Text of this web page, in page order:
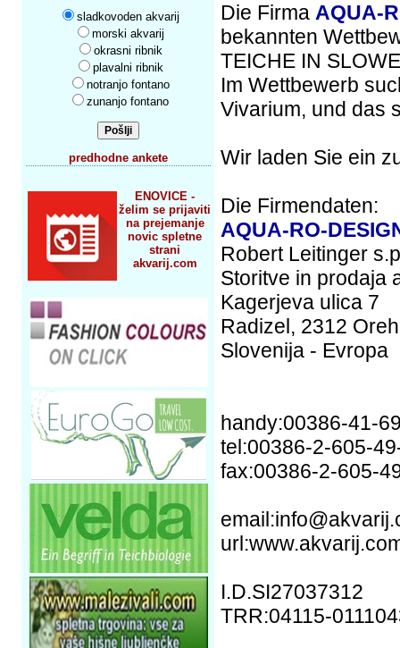
sladkovoden akvarij
morski akvarij
okrasni ribnik
plavalni ribnik
notranjo fontano
zunanjo fontano
predhodne ankete
ENOVICE -
želim se prijaviti
na prejemanje
novic spletne
strani
akvarij.com
Die Firma AQUA-
bekannten
TEICHE IN
Im Wettbewerb
Vivarium, und das
Wir laden Sie ein
Die Firmendaten:
AQUA-RO-
Robert Leitinger
Storitve in prodaja
Kagerjeva ulica 7
Radizel, 2312
Slovenija - Evropa
handy:00386-41-
tel:00386-2-605-
fax:00386-2-605-
I.D.SI27037312
TRR:04115-